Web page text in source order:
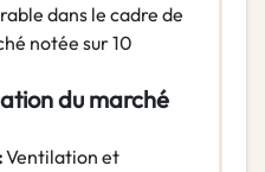
dans le cadre de
notée sur 10
du marché
Ventilation et